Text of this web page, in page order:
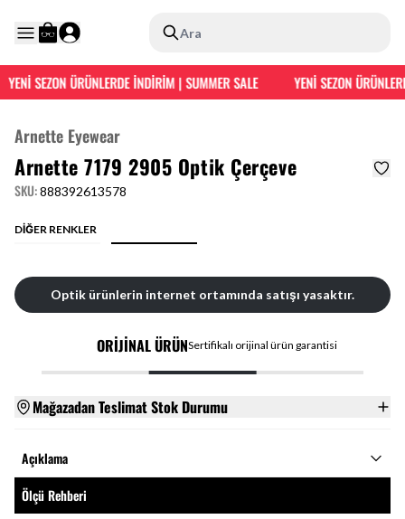
Ara
YENİ SEZON ÜRÜNLERDE İNDİRİM | SUMMER SALE YENİ SEZON
Arnette Eyewear
Arnette 7179 2905 Optik Çerçeve
SKU:888392613578
DİĞER RENKLER
Optik ürünlerin internet ortamında satışı yasaktır.
ORİJİNAL ÜRÜNSertifikalı orijinal ürün garantisi
Mağazadan Teslimat Stok Durumu
Açıklama
Ölçü Rehberi